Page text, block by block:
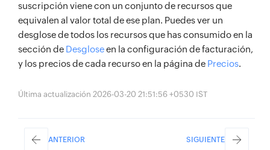
suscripción viene con un conjunto de recursos que
equivalen al valor total de ese plan. Puedes ver un
desglose de todos los recursos que has consumido en la
sección de Desgloseen la configuración de facturación,
y los precios de cada recurso en la página de Precios.
Última actualización 2026-03-20 21:51:56 +0530 IST
ANTERIOR SIGUIENTE